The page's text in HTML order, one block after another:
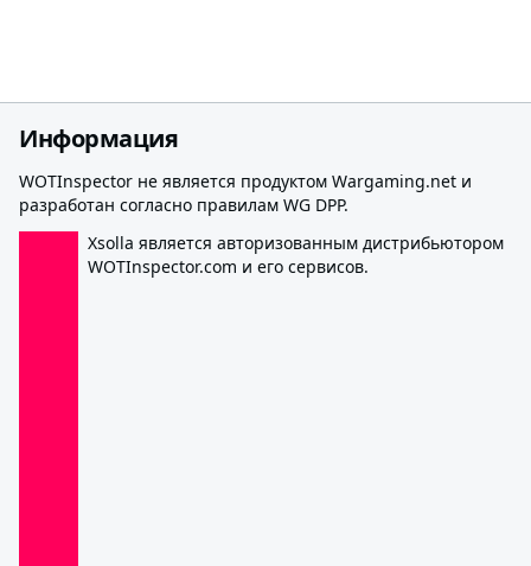
Информация
WOTInspector не является продуктом Wargaming.net и
разработан согласно правилам WG DPP.
Xsolla является авторизованным дистрибьютором
WOTInspector.com и его сервисов.